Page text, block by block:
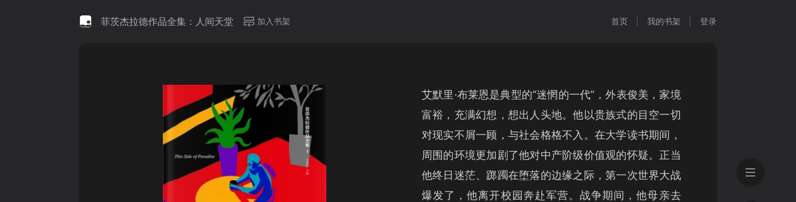
菲茨杰拉德作品全集：人间天堂 加入书架 首页 我的书架 登录
艾默里·布莱恩是典型的“迷惘的一代”，外表俊美，家境
富裕，充满幻想，想出人头地。他以贵族式的目空一切
对现实不屑一顾，与社会格格不入。在大学读书期间，
周围的环境更加剧了他对中产阶级价值观的怀疑。正当
他终日迷茫、踯躅在堕落的边缘之际，第一次世界大战
爆发了，他离开校园奔赴军营。战争期间，他母亲去